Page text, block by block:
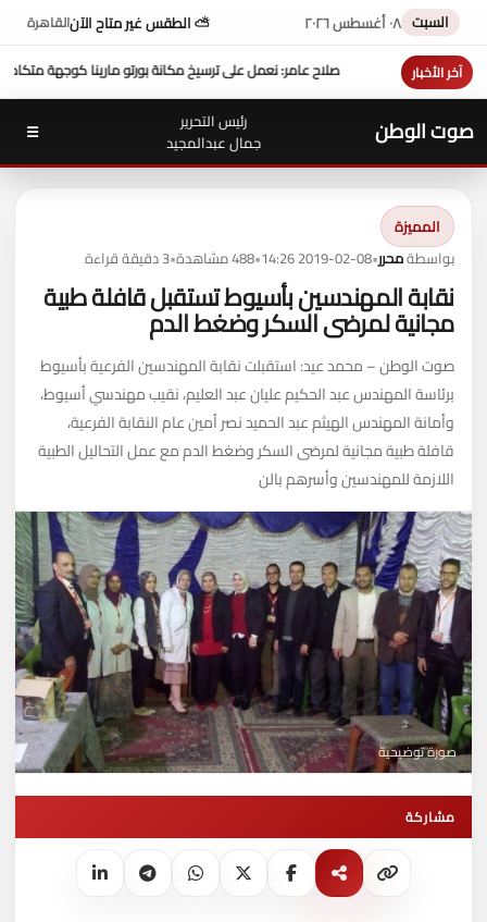
السبت ٠٨ أغسطس ٢٠٢٦ ⛅ الطقس غير متاح الآنالقاهرة
آخر الأخبار
للتيسير علي المواطنينعزاء واجب ..كوجهة متكاملة لسياحة اليخوت في مصر
صوت الوطن
رئيس التحرير
جمال عبدالمجيد
☰
المميزة
بواسطةمحرر•
2019-02-08 14:26
•488 مشاهدة •3 دقيقة قراءة
نقابة المهندسين بأسيوط تستقبل قافلة طبية
مجانية لمرضى السكر وضغط الدم
صوت الوطن – محمد عيد: استقبلت نقابة المهندسين الفرعية بأسيوط
برئاسة المهندس عبد الحكيم عليان عبد العليم، نقيب مهندسي أسيوط،
وأمانة المهندس الهيثم عبد الحميد نصر أمين عام النقابة الفرعية،
قافلة طبية مجانية لمرضى السكر وضغط الدم مع عمل التحاليل الطبية
اللازمة للمهندسين وأسرهم بالن
صورة توضيحية
مشاركة